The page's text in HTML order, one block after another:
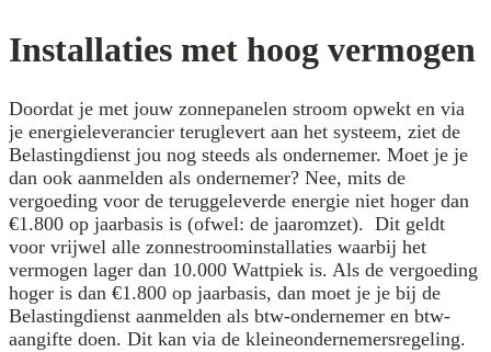
Installaties met hoog vermogen
Doordat je met jouw zonnepanelen stroom opwekt en via
je energieleverancier teruglevert aan het systeem, ziet de
Belastingdienst jou nog steeds als ondernemer. Moet je je
dan ook aanmelden als ondernemer? Nee, mits de
vergoeding voor de teruggeleverde energie niet hoger dan
€1.800 op jaarbasis is (ofwel: de jaaromzet). Dit geldt
voor vrijwel alle zonnestroominstallaties waarbij het
vermogen lager dan 10.000 Wattpiek is. Als de vergoeding
hoger is dan €1.800 op jaarbasis, dan moet je je bij de
Belastingdienst aanmelden als btw-ondernemer en btw-
aangifte doen. Dit kan via de kleineondernemersregeling.